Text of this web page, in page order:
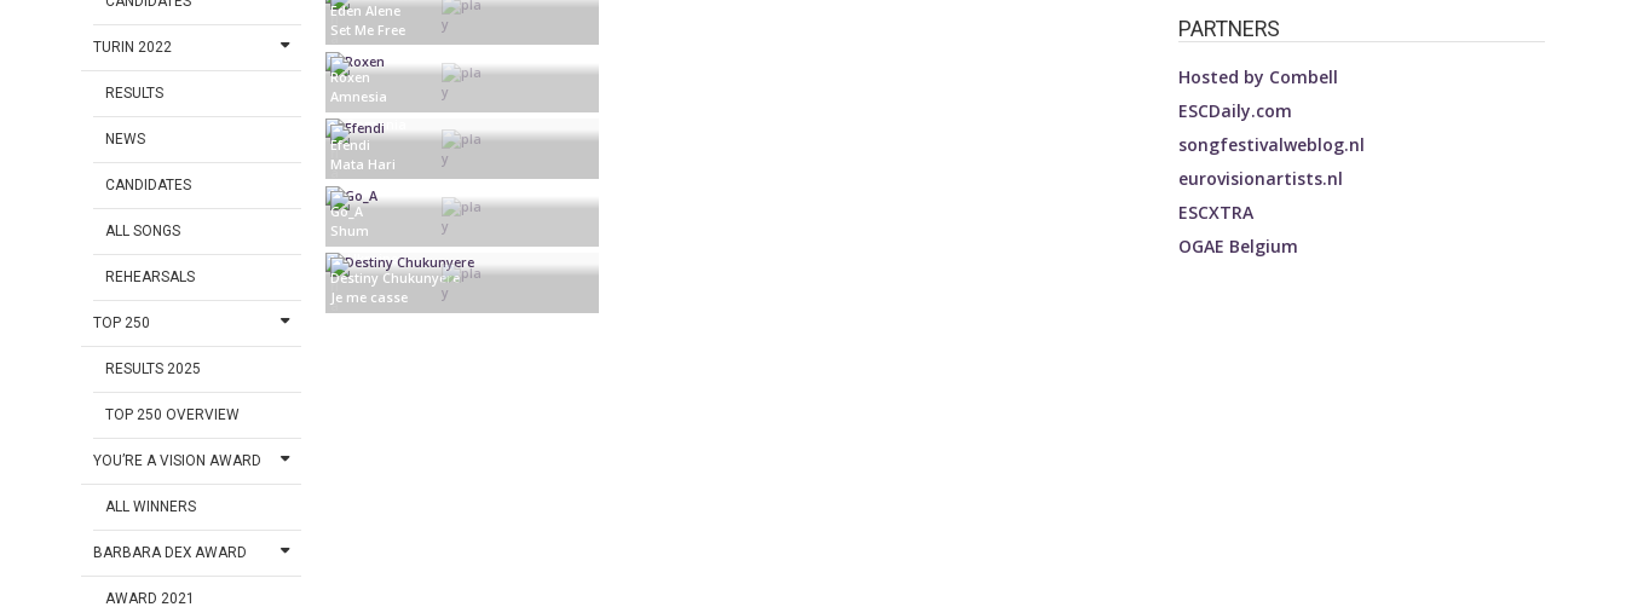
TURIN 2022
RESULTS
NEWS
CANDIDATES
ALL SONGS
REHEARSALS
TOP 250
RESULTS 2025
TOP 250 OVERVIEW
YOU’RE A VISION AWARD
ALL WINNERS
BARBARA DEX AWARD
AWARD 2021
Israel
Eden Alene
Set Me Free
Romania
Roxen
Amnesia
Azerbaijan
Efendi
Mata Hari
Ukraine
Go_A
Shum
Destiny Chukunyere
Je me casse
PARTNERS
Hosted by Combell
ESCDaily.com
songfestivalweblog.nl
eurovisionartists.nl
ESCXTRA
OGAE Belgium